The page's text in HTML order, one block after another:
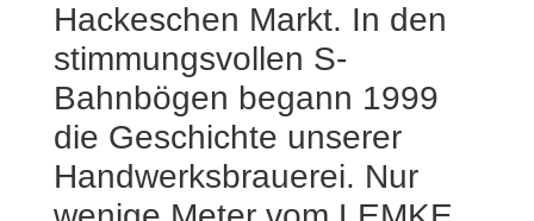
Hackeschen Markt. In den
stimmungsvollen S-
Bahnbögen begann 1999
die Geschichte unserer
Handwerksbrauerei. Nur